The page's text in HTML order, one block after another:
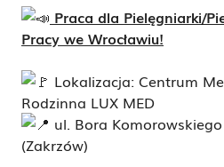
Praca dla Pielęgniarki/
Pracy we Wrocławiu!
Lokalizacja: Centrum
Rodzinna LUX MED
ul. Bora
(Zakrzów)